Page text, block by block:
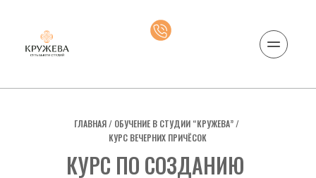
ГЛАВНАЯ / ОБУЧЕНИЕ В СТУДИИ “КРУЖЕВА” /
КУРС ВЕЧЕРНИХ ПРИЧЁСОК
КУРС ПО СОЗДАНИЮ